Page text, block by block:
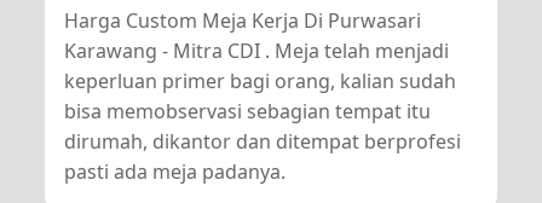
Harga Custom Meja Kerja Di Purwasari
Karawang - Mitra CDI . Meja telah menjadi
keperluan primer bagi orang, kalian sudah
bisa memobservasi sebagian tempat itu
dirumah, dikantor dan ditempat berprofesi
pasti ada meja padanya.